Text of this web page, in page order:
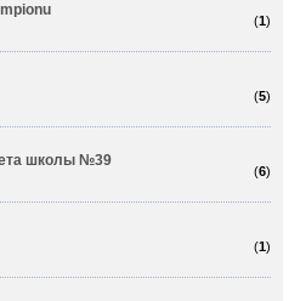
(1)
(5)
(6)
школы №39
(1)